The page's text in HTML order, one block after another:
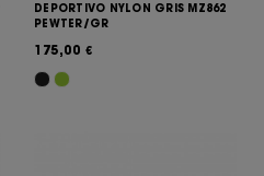
DEPORTIVO NYLON GRIS MZ862
PEWTER/GR
175,00 €